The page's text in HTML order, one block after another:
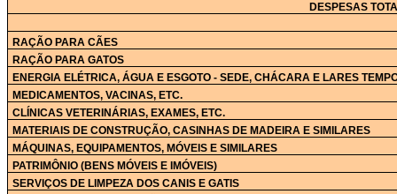
DESPESAS
RAÇÃO PARA CÃES
RAÇÃO PARA GATOS
ENERGIA ELÉTRICA, ÁGUA E ESGOTO - SEDE, CHÁCARA E LARES
MEDICAMENTOS, VACINAS, ETC.
CLÍNICAS VETERINÁRIAS, EXAMES, ETC.
MATERIAIS DE CONSTRUÇÃO, CASINHAS DE MADEIRA E SIMILARES
MÁQUINAS, EQUIPAMENTOS, MÓVEIS E SIMILARES
PATRIMÔNIO (BENS MÓVEIS E IMÓVEIS)
SERVIÇOS DE LIMPEZA DOS CANIS E GATIS